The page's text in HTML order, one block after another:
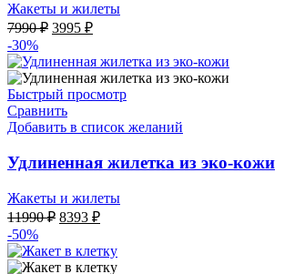
Жакеты и жилеты
7990₽ Первоначальная
составляла
7990 ₽.
3995 ₽Текущая
3995 ₽.
-30%
Быстрый просмотр
Сравнить
Добавить в список желаний
Удлиненная жилетка из эко-кожи
Жакеты и жилеты
11990₽ Первоначальная
составляла
11990 ₽.
8393 ₽Текущая
8393 ₽.
-50%